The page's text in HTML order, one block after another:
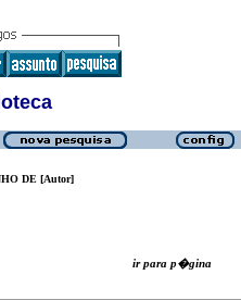
DE [Autor]
ir para p�gina